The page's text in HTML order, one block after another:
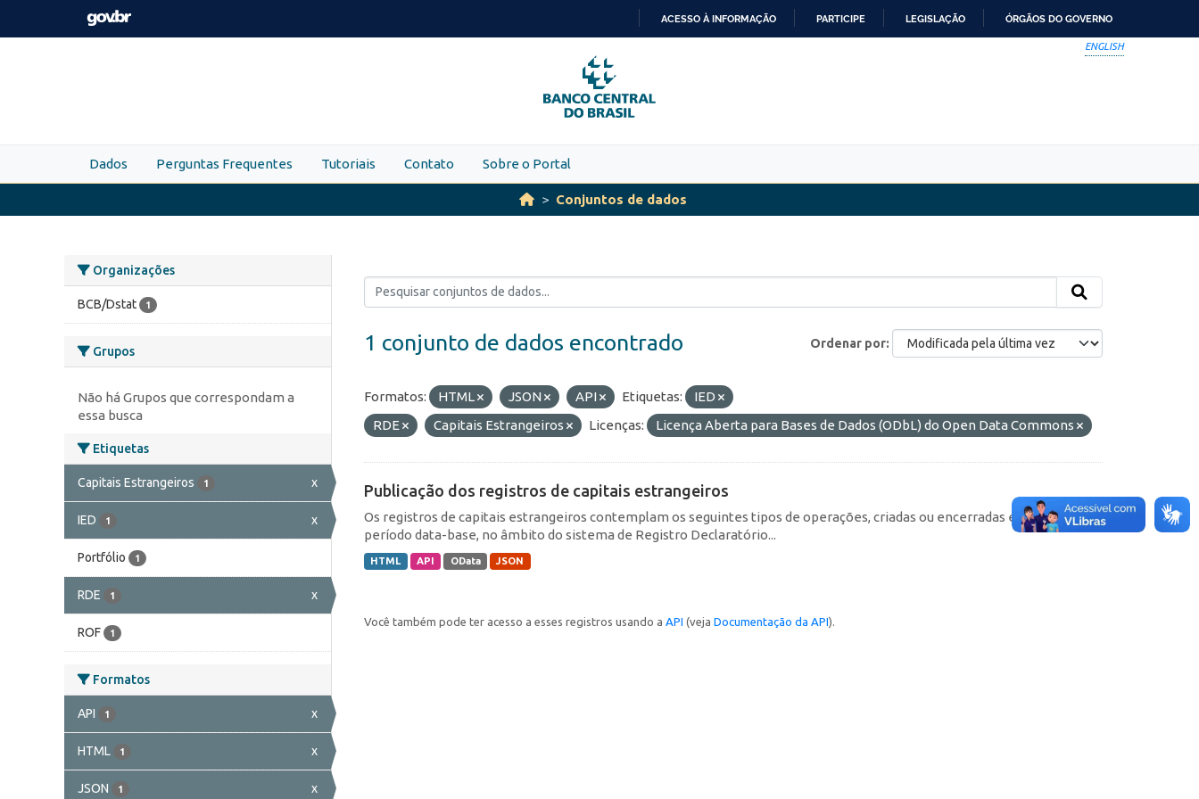
Skip to main content
PARA
O
CONTEÚDO
ACESSO À INFORMAÇÃO PARTICIPE LEGISLAÇÃO ÓRGÃOS DO GOVERNO
ENGLISH
Dados Perguntas Frequentes Tutoriais Contato Sobre o Portal
Conjuntos de dados
Organizações
BCB/Dstat 1
Grupos
Não há Grupos que correspondam a
essa busca
Etiquetas
Capitais Estrangeiros 1 x
IED 1 x
Portfólio 1
RDE 1 x
ROF 1
Formatos
API 1 x
HTML 1 x
JSON 1 x
Ordenar por
1 conjunto de dados encontrado
Formatos: HTML JSON API Etiquetas:
IED
RDE
Capitais Estrangeiros Licenças: Licença Aberta para Bases de Dados (ODbL) do Open Data Commons
Publicação dos registros de capitais estrangeiros
Os registros de capitais estrangeiros contemplam os seguintes tipos de operações, criadas ou encerradas em cada
período data-base, no âmbito do sistema de Registro Declaratório...
HTML API OData JSON
Você também pode ter acesso a esses registros usando a API (veja Documentação da API).